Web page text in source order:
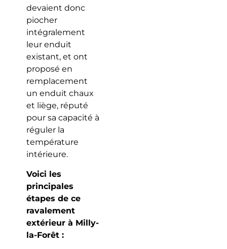
devaient donc
piocher
intégralement
leur enduit
existant, et ont
proposé en
remplacement
un enduit chaux
et liège, réputé
pour sa capacité à
réguler la
température
intérieure.
Voici les
principales
étapes de ce
ravalement
extérieur à Milly-
la-Forêt :